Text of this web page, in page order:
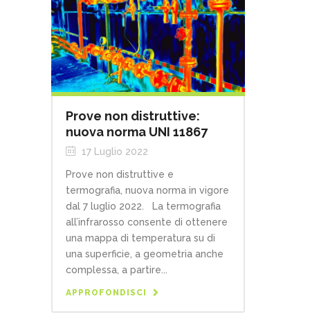
Prove non distruttive:
nuova norma UNI 11867
17 Luglio 2022
Prove non distruttive e
termografia, nuova norma in vigore
dal 7 luglio 2022. La termografia
all’infrarosso consente di ottenere
una mappa di temperatura su di
una superficie, a geometria anche
complessa, a partire...
APPROFONDISCI